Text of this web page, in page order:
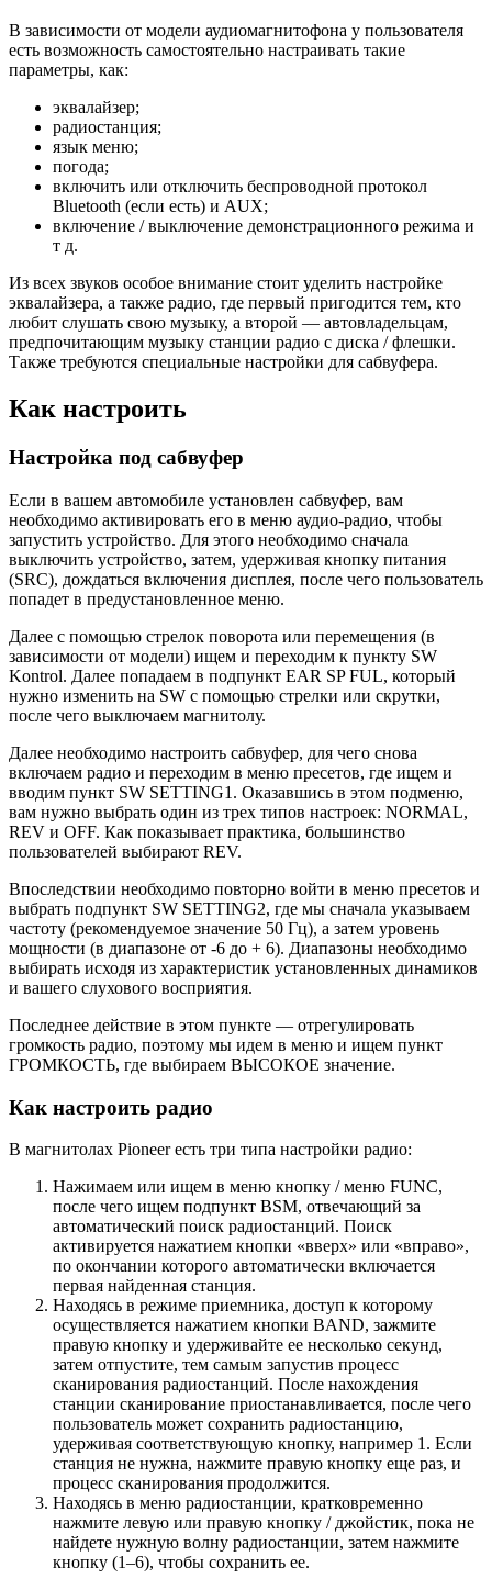
В зависимости от модели аудиомагнитофона у пользователя
есть возможность самостоятельно настраивать такие
параметры, как:
эквалайзер;
радиостанция;
язык меню;
погода;
включить или отключить беспроводной протокол
Bluetooth (если есть) и AUX;
включение / выключение демонстрационного режима и
т д.
Из всех звуков особое внимание стоит уделить настройке
эквалайзера, а также радио, где первый пригодится тем, кто
любит слушать свою музыку, а второй — автовладельцам,
предпочитающим музыку станции радио с диска / флешки.
Также требуются специальные настройки для сабвуфера.
Как настроить
Настройка под сабвуфер
Если в вашем автомобиле установлен сабвуфер, вам
необходимо активировать его в меню аудио-радио, чтобы
запустить устройство. Для этого необходимо сначала
выключить устройство, затем, удерживая кнопку питания
(SRC), дождаться включения дисплея, после чего пользователь
попадет в предустановленное меню.
Далее с помощью стрелок поворота или перемещения (в
зависимости от модели) ищем и переходим к пункту SW
Kontrol. Далее попадаем в подпункт EAR SP FUL, который
нужно изменить на SW с помощью стрелки или скрутки,
после чего выключаем магнитолу.
Далее необходимо настроить сабвуфер, для чего снова
включаем радио и переходим в меню пресетов, где ищем и
вводим пункт SW SETTING1. Оказавшись в этом подменю,
вам нужно выбрать один из трех типов настроек: NORMAL,
REV и OFF. Как показывает практика, большинство
пользователей выбирают REV.
Впоследствии необходимо повторно войти в меню пресетов и
выбрать подпункт SW SETTING2, где мы сначала указываем
частоту (рекомендуемое значение 50 Гц), а затем уровень
мощности (в диапазоне от -6 до + 6). Диапазоны необходимо
выбирать исходя из характеристик установленных динамиков
и вашего слухового восприятия.
Последнее действие в этом пункте — отрегулировать
громкость радио, поэтому мы идем в меню и ищем пункт
ГРОМКОСТЬ, где выбираем ВЫСОКОЕ значение.
Как настроить радио
В магнитолах Pioneer есть три типа настройки радио:
Нажимаем или ищем в меню кнопку / меню FUNC,
после чего ищем подпункт BSM, отвечающий за
автоматический поиск радиостанций. Поиск
активируется нажатием кнопки «вверх» или «вправо»,
по окончании которого автоматически включается
первая найденная станция.
Находясь в режиме приемника, доступ к которому
осуществляется нажатием кнопки BAND, зажмите
правую кнопку и удерживайте ее несколько секунд,
затем отпустите, тем самым запустив процесс
сканирования радиостанций. После нахождения
станции сканирование приостанавливается, после чего
пользователь может сохранить радиостанцию,
удерживая соответствующую кнопку, например 1. Если
станция не нужна, нажмите правую кнопку еще раз, и
процесс сканирования продолжится.
Находясь в меню радиостанции, кратковременно
нажмите левую или правую кнопку / джойстик, пока не
найдете нужную волну радиостанции, затем нажмите
кнопку (1–6), чтобы сохранить ее.